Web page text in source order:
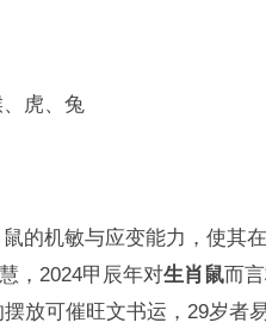
虎、兔
的机敏与应变能力，使其
，2024甲辰年对生肖鼠而
放可催旺文书运，29岁者易